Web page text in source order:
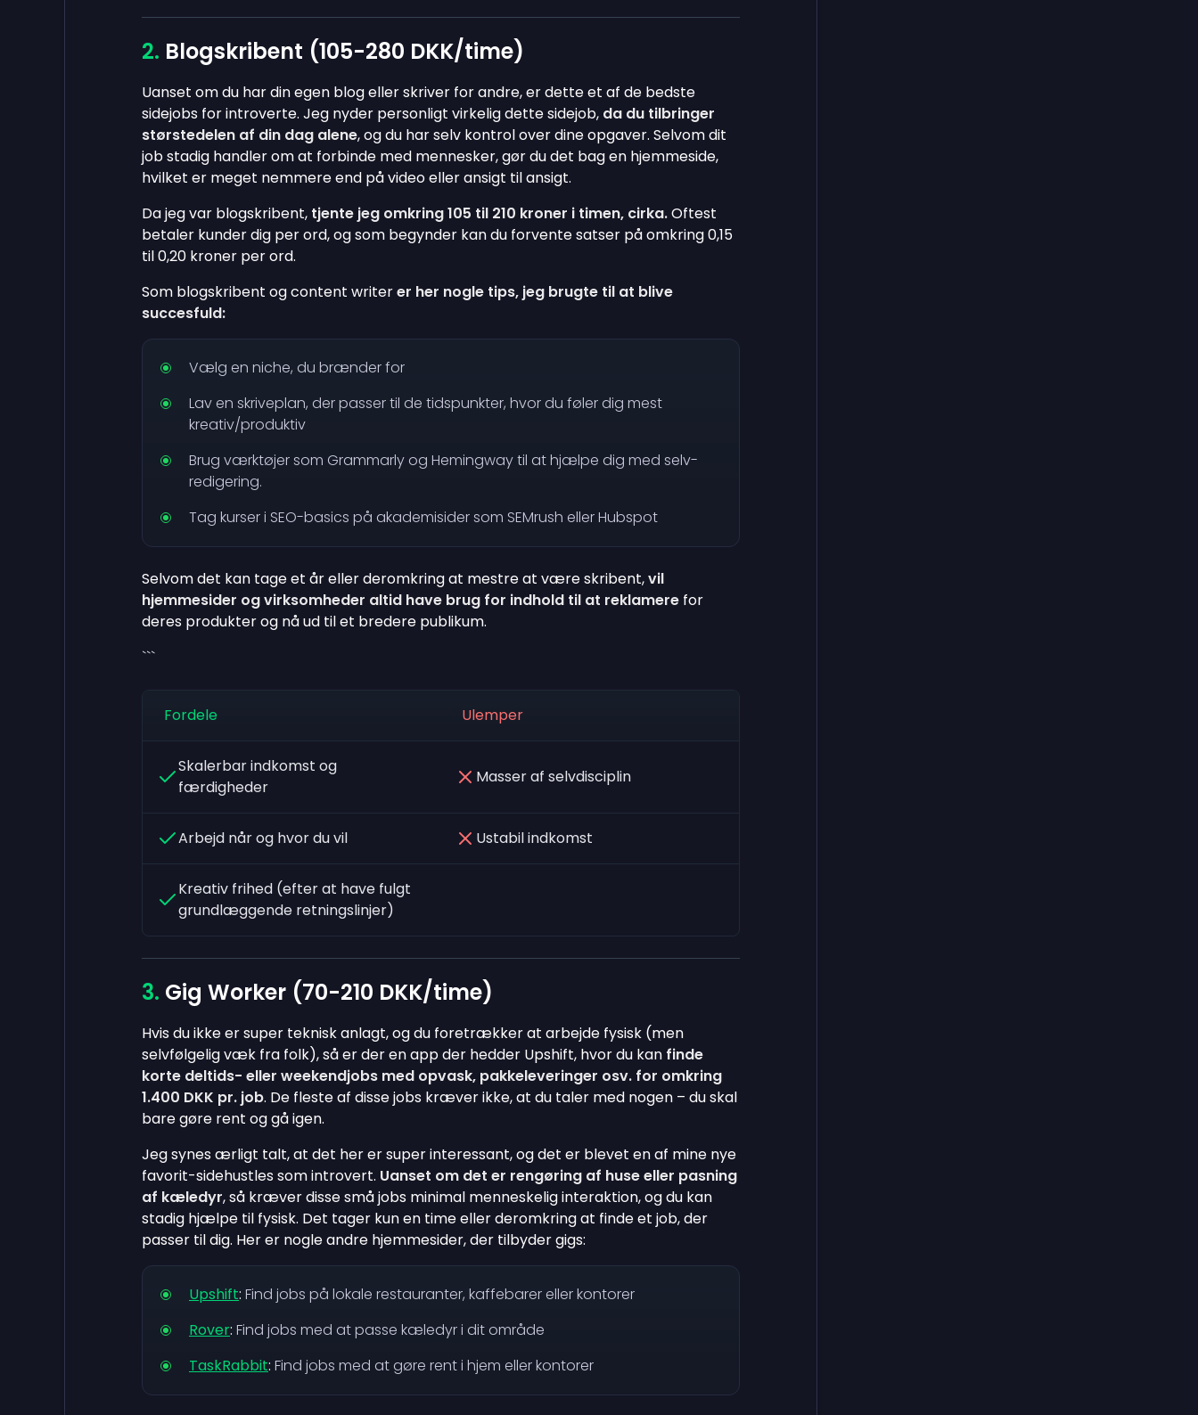
Blogskribent (105-280 DKK/time)
Uanset om du har din egen blog eller skriver for andre, er dette et af de bedste
sidejobs for introverte. Jeg nyder personligt virkelig dette sidejob, da du tilbringer
størstedelen af din dag alene, og du har selv kontrol over dine opgaver. Selvom dit
job stadig handler om at forbinde med mennesker, gør du det bag en hjemmeside,
hvilket er meget nemmere end på video eller ansigt til ansigt.
Da jeg var blogskribent, tjente jeg omkring 105 til 210 kroner i timen, cirka.Oftest
betaler kunder dig per ord, og som begynder kan du forvente satser på omkring 0,15
til 0,20 kroner per ord.
Som blogskribent og content writerer her nogle tips, jeg brugte til at blive
succesfuld:
Vælg en niche, du brænder for
Lav en skriveplan, der passer til de tidspunkter, hvor du føler dig mest
kreativ/produktiv
Brug værktøjer som Grammarly og Hemingway til at hjælpe dig med selv-
redigering.
Tag kurser i SEO-basics på akademisider som SEMrush eller Hubspot
Selvom det kan tage et år eller deromkring at mestre at være skribent,vil
hjemmesider og virksomheder altid have brug for indhold til at reklamere for
deres produkter og nå ud til et bredere publikum.
```
Fordele Ulemper
Skalerbar indkomst og
færdigheder
Masser af selvdisciplin
Arbejd når og hvor du vil Ustabil indkomst
Kreativ frihed (efter at have fulgt
grundlæggende retningslinjer)
Gig Worker (70-210 DKK/time)
Hvis du ikke er super teknisk anlagt, og du foretrækker at arbejde fysisk (men
selvfølgelig væk fra folk), så er der en app der hedder Upshift, hvor du kan finde
korte deltids- eller weekendjobs med opvask, pakkeleveringer osv. for omkring
1.400 DKK pr. job. De fleste af disse jobs kræver ikke, at du taler med nogen – du skal
bare gøre rent og gå igen.
Jeg synes ærligt talt, at det her er super interessant, og det er blevet en af mine nye
favorit-sidehustles som introvert. Uanset om det er rengøring af huse eller pasning
af kæledyr, så kræver disse små jobs minimal menneskelig interaktion, og du kan
stadig hjælpe til fysisk. Det tager kun en time eller deromkring at finde et job, der
passer til dig. Her er nogle andre hjemmesider, der tilbyder gigs:
Upshift: Find jobs på lokale restauranter, kaffebarer eller kontorer
Rover: Find jobs med at passe kæledyr i dit område
TaskRabbit: Find jobs med at gøre rent i hjem eller kontorer